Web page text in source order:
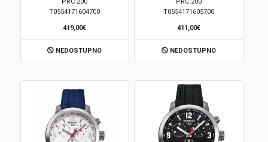
T0554171604700
419,00€
NEDOSTUPNO
T0554171605700
411,00€
NEDOSTUPNO